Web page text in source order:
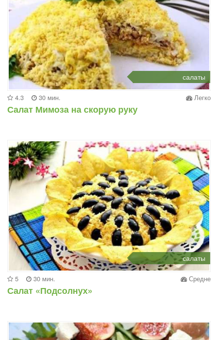
салаты
4.3 30 мин. Легко
Салат Мимоза на скорую руку
салаты
5 30 мин. Средне
Салат «Подсолнух»